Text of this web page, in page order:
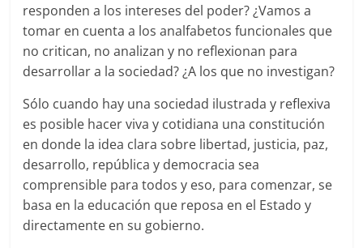
responden a los intereses del poder? ¿Vamos a
tomar en cuenta a los analfabetos funcionales que
no critican, no analizan y no reflexionan para
desarrollar a la sociedad? ¿A los que no investigan?
Sólo cuando hay una sociedad ilustrada y reflexiva
es posible hacer viva y cotidiana una constitución
en donde la idea clara sobre libertad, justicia, paz,
desarrollo, república y democracia sea
comprensible para todos y eso, para comenzar, se
basa en la educación que reposa en el Estado y
directamente en su gobierno.